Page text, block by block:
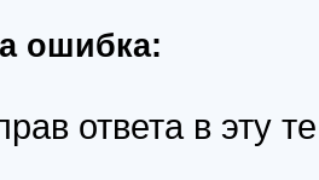
ошибка:
ответа в эту